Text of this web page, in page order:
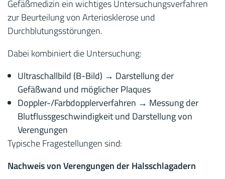
Gefäßmedizin ein wichtiges Untersuchungsverfahren
zur Beurteilung von Arteriosklerose und
Durchblutungsstörungen.
Dabei kombiniert die Untersuchung:
Ultraschallbild (B-Bild) → Darstellung der
Gefäßwand und möglicher Plaques
Doppler-/Farbdopplerverfahren → Messung der
Blutflussgeschwindigkeit und Darstellung von
Verengungen
Typische Fragestellungen sind:
Nachweis von Verengungen der Halsschlagadern